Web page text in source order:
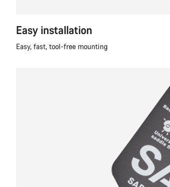
Easy installation
Easy, fast, tool-free mounting